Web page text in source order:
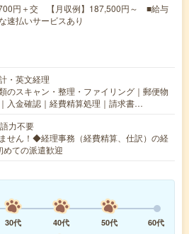
円＋交 【月収例】187,500円～ ■給与
速払いサービスあり
・英文経理
のスキャン・整理・ファイリング｜郵便物
入金確認｜経費精算処理｜請求書…
力不要
せん！◆経理事務（経費精算、仕訳）の経
ての派遣歓迎
30代 40代 50代
60代